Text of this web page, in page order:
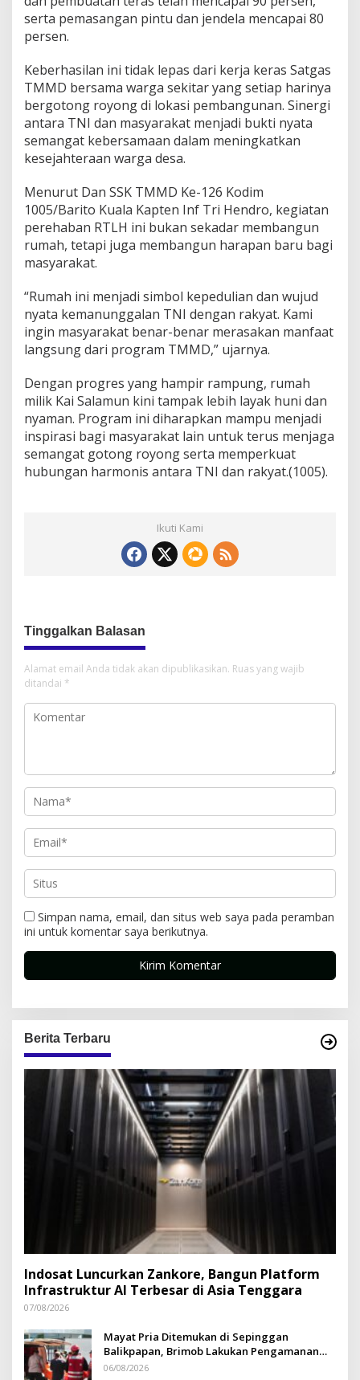
serta pemasangan pintu dan jendela mencapai 80
persen.
Keberhasilan ini tidak lepas dari kerja keras Satgas
TMMD bersama warga sekitar yang setiap harinya
bergotong royong di lokasi pembangunan. Sinergi
antara TNI dan masyarakat menjadi bukti nyata
semangat kebersamaan dalam meningkatkan
kesejahteraan warga desa.
Menurut Dan SSK TMMD Ke-126 Kodim
1005/Barito Kuala Kapten Inf Tri Hendro, kegiatan
perehaban RTLH ini bukan sekadar membangun
rumah, tetapi juga membangun harapan baru bagi
masyarakat.
“Rumah ini menjadi simbol kepedulian dan wujud
nyata kemanunggalan TNI dengan rakyat. Kami
ingin masyarakat benar-benar merasakan manfaat
langsung dari program TMMD,” ujarnya.
Dengan progres yang hampir rampung, rumah
milik Kai Salamun kini tampak lebih layak huni dan
nyaman. Program ini diharapkan mampu menjadi
inspirasi bagi masyarakat lain untuk terus menjaga
semangat gotong royong serta memperkuat
hubungan harmonis antara TNI dan rakyat.(1005).
Ikuti Kami
Tinggalkan Balasan
Alamat email Anda tidak akan dipublikasikan. Ruas yang wajib
ditandai *
Simpan nama, email, dan situs web saya pada peramban
ini untuk komentar saya berikutnya.
Berita Terbaru
Indosat Luncurkan Zankore, Bangun Platform
Infrastruktur AI Terbesar di Asia Tenggara
07/08/2026
Mayat Pria Ditemukan di Sepinggan
Balikpapan, Brimob Lakukan Pengamanan
TKP
06/08/2026